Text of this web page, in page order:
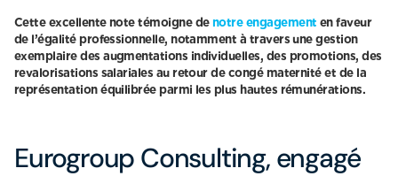
Cette excellente note témoigne denotre engagement en faveur
de l’égalité professionnelle, notamment à travers une gestion
exemplaire des augmentations individuelles, des promotions, des
revalorisations salariales au retour de congé maternité et de la
représentation équilibrée parmi les plus hautes rémunérations.
Eurogroup Consulting, engagé